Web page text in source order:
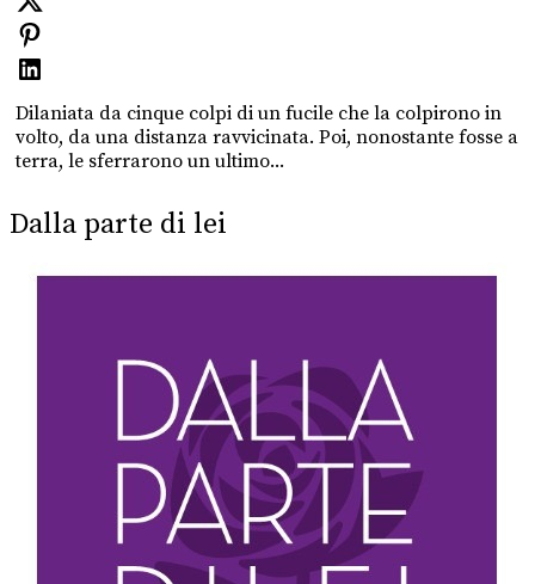
Dilaniata da cinque colpi di un fucile che la colpirono in
volto, da una distanza ravvicinata. Poi, nonostante fosse a
terra, le sferrarono un ultimo...
Dalla parte di lei